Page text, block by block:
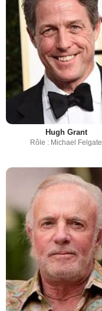
Hugh Grant
Rôle : Michael Felgate